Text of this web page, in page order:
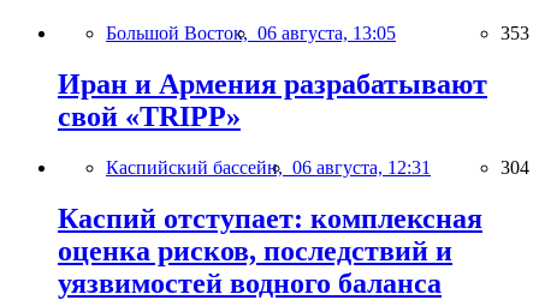
Большой Восток, 06 августа, 13:05 353
Иран и Армения разрабатывают
свой «TRIPP»
Каспийский бассейн, 06 августа, 12:31 304
Каспий отступает: комплексная
оценка рисков, последствий и
уязвимостей водного баланса